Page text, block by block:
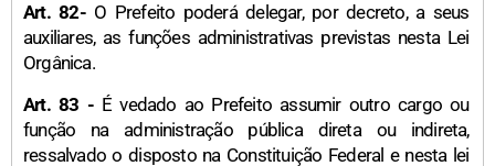
Art. 82-O Prefeito poderá delegar, por decreto, a seus
auxiliares, as funções administrativas previstas nesta Lei
Orgânica.
Art. 83 -É vedado ao Prefeito assumir outro cargo ou
função na administração pública direta ou indireta,
ressalvado o disposto na Constituição Federal e nesta lei